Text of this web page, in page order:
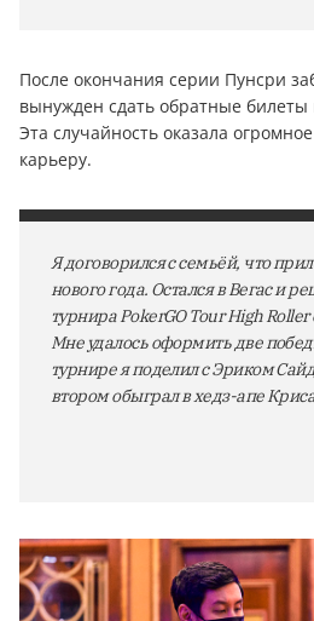
После окончания серии Пунсри
вынужден сдать обратные билеты
Эта случайность оказала
карьеру.
Я договорился с семьёй, что
нового года. Остался в Вегас и
турнира PokerGO Tour High
Мне удалось оформить две
турнире я поделил с Эриком
втором обыграл в хедз-апе